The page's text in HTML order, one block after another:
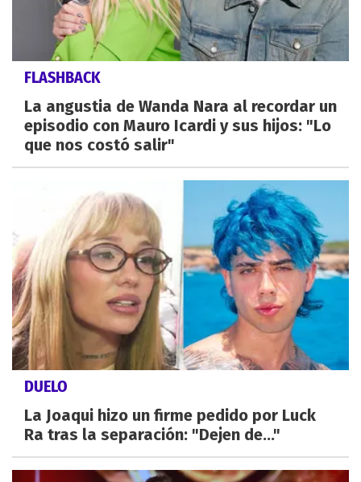
FLASHBACK
La angustia de Wanda Nara al recordar un
episodio con Mauro Icardi y sus hijos: "Lo
que nos costó salir"
DUELO
La Joaqui hizo un firme pedido por Luck
Ra tras la separación: "Dejen de..."